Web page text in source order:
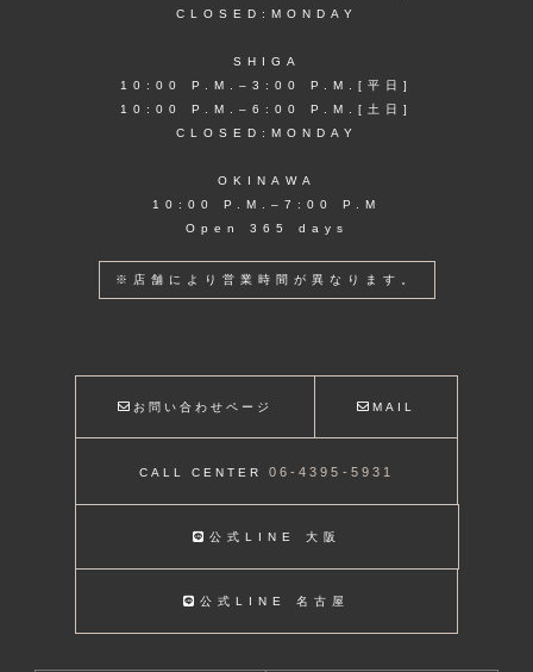
CLOSED:MONDAY
SHIGA
10:00 P.M.–3:00 P.M.[平日]
10:00 P.M.–6:00 P.M.[土日]
CLOSED:MONDAY
OKINAWA
10:00 P.M.–7:00 P.M
Open 365 days
※店舗により営業時間が異なります。
お問い合わせページ MAIL
CALL CENTER 06-4395-5931
公式LINE 大阪
公式LINE 名古屋